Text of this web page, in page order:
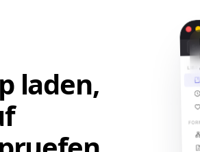
laden,